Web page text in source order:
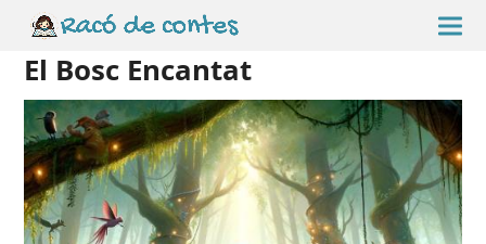
El Bosc Encantat